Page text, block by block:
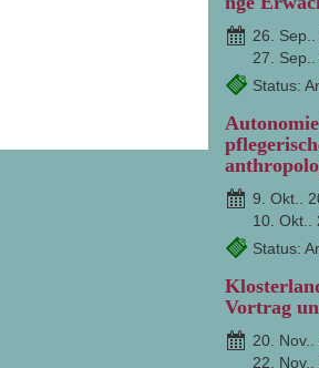
26.
27.
Status:
9. Okt..
10. Okt..
Status:
Vortrag
20.
22. Nov..